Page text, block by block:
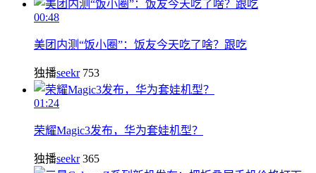
00:48
美团内测“饭小圈”：饭友今天吃了啥？跟吃
独播seekr 753
01:24
荣耀Magic3发布，华为套娃机型？
独播seekr 365